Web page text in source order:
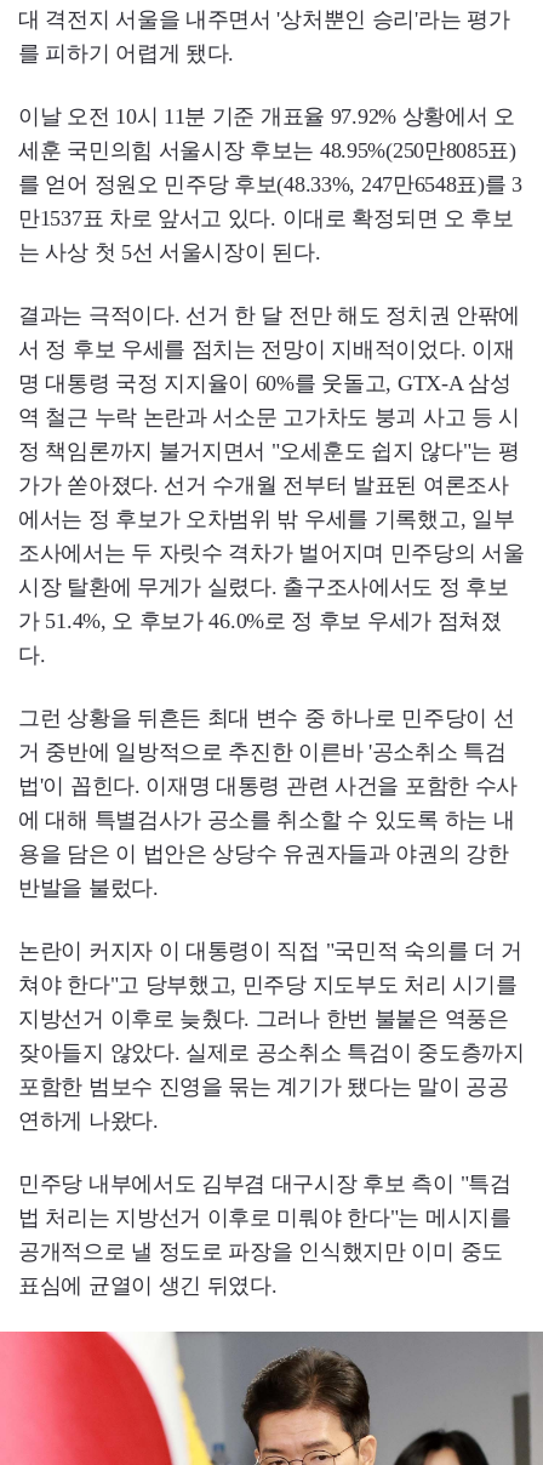
대 격전지 서울을 내주면서 '상처뿐인 승리'라는 평가
를 피하기 어렵게 됐다.
이날 오전 10시 11분 기준 개표율 97.92% 상황에서 오
세훈 국민의힘 서울시장 후보는 48.95%(250만8085표)
를 얻어 정원오 민주당 후보(48.33%, 247만6548표)를 3
만1537표 차로 앞서고 있다. 이대로 확정되면 오 후보
는 사상 첫 5선 서울시장이 된다.
결과는 극적이다. 선거 한 달 전만 해도 정치권 안팎에
서 정 후보 우세를 점치는 전망이 지배적이었다. 이재
명 대통령 국정 지지율이 60%를 웃돌고, GTX-A 삼성
역 철근 누락 논란과 서소문 고가차도 붕괴 사고 등 시
정 책임론까지 불거지면서 "오세훈도 쉽지 않다"는 평
가가 쏟아졌다. 선거 수개월 전부터 발표된 여론조사
에서는 정 후보가 오차범위 밖 우세를 기록했고, 일부
조사에서는 두 자릿수 격차가 벌어지며 민주당의 서울
시장 탈환에 무게가 실렸다. 출구조사에서도 정 후보
가 51.4%, 오 후보가 46.0%로 정 후보 우세가 점쳐졌
다.
그런 상황을 뒤흔든 최대 변수 중 하나로 민주당이 선
거 중반에 일방적으로 추진한 이른바 '공소취소 특검
법'이 꼽힌다. 이재명 대통령 관련 사건을 포함한 수사
에 대해 특별검사가 공소를 취소할 수 있도록 하는 내
용을 담은 이 법안은 상당수 유권자들과 야권의 강한
반발을 불렀다.
논란이 커지자 이 대통령이 직접 "국민적 숙의를 더 거
쳐야 한다"고 당부했고, 민주당 지도부도 처리 시기를
지방선거 이후로 늦췄다. 그러나 한번 불붙은 역풍은
잦아들지 않았다. 실제로 공소취소 특검이 중도층까지
포함한 범보수 진영을 묶는 계기가 됐다는 말이 공공
연하게 나왔다.
민주당 내부에서도 김부겸 대구시장 후보 측이 "특검
법 처리는 지방선거 이후로 미뤄야 한다"는 메시지를
공개적으로 낼 정도로 파장을 인식했지만 이미 중도
표심에 균열이 생긴 뒤였다.